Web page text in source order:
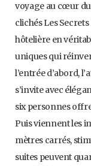
voyage au cœur du
clichés Les
hôtelière en
uniques qui
l’entrée d’abord,
s’invite avec
six personnes
Puis viennent les
mètres carrés,
suites peuvent